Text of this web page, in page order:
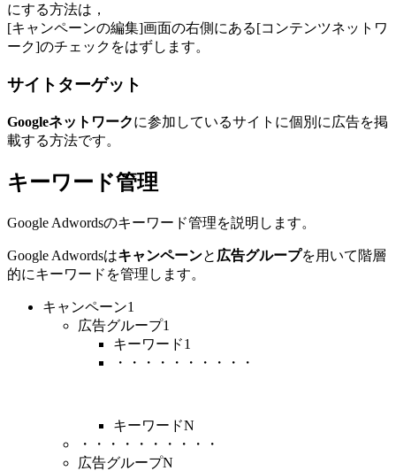
にする方法は，
[キャンペーンの編集]画面の右側にある[コンテンツネットワ
ーク]のチェックをはずします。
サイトターゲット
Googleネットワークに参加しているサイトに個別に広告を掲
載する方法です。
キーワード管理
Google Adwordsのキーワード管理を説明します。
Google Adwordsはキャンペーンと 広告グループを用いて階層
的にキーワードを管理します。
キャンペーン1
広告グループ1
キーワード1
・・・・・・・・・・
キーワードN
・・・・・・・・・・
広告グループN